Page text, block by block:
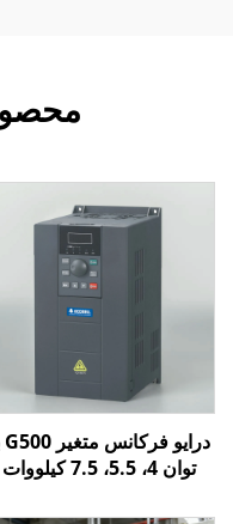
توان 4، 5.5، 7.5 کیلووات